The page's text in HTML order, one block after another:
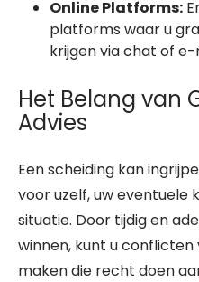
Online Platforms:
platforms waar u
krijgen via chat of e-
Het Belang van
Advies
Een scheiding kan
voor uzelf, uw eventuele
situatie. Door tijdig en
winnen, kunt u
maken die recht doen